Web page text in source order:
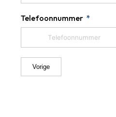
Telefoonnummer
Vorige